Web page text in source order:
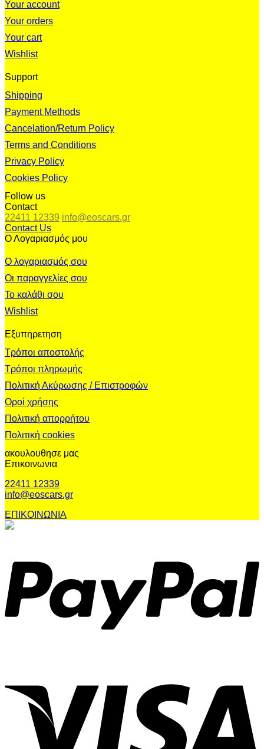
Your account
Your orders
Your cart
Wishlist
Support
Shipping
Payment Methods
Cancelation/Return Policy
Terms and Conditions
Privacy Policy
Cookies Policy
Follow us
Contact
22411 12339 info@eoscars.gr
Contact Us
Ο Λογαριασμός μου
Ο λογαριασμός σου
Οι παραγγελίες σου
Το καλάθι σου
Wishlist
Εξυπηρετηση
Τρόποι αποστολής
Τρόποι πληρωμής
Πολιτική Ακύρωσης / Επιστροφών
Οροί χρήσης
Πολιτική απορρήτου
Πολιτική cookies
ακουλουθησε μας
Επικοινωνια
22411 12339
info@eoscars.gr
ΕΠΙΚΟΙΝΩΝΙΑ